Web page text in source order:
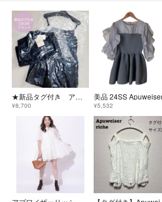
★新品タグ付き アプワイザーリッシェ ショートニットアシメチュニック
¥8,700 ¥5,532